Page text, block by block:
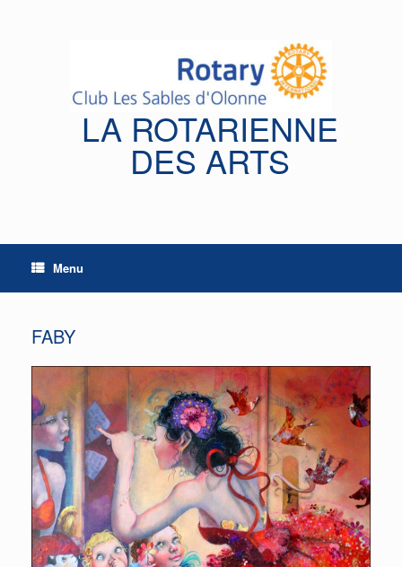
LA ROTARIENNE
DES ARTS
Menu
FABY